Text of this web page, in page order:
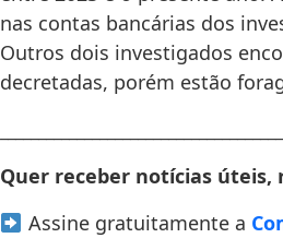
nas contas bancárias dos
Outros dois investigados
decretadas, porém estão
Quer receber notícias
Assine gratuitamente a